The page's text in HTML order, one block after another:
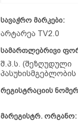
სავაჭრო მარკები:
არტარეა TV2.0
სამართლებრივი
შ.პ.ს. (შეზღუდული
რეგისტრაციის
მარეგისტრ. ორგანო: